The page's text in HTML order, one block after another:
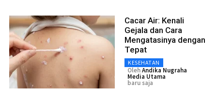
Cacar Air: Kenali
Gejala dan Cara
Mengatasinya dengan
Tepat
KESEHATAN
OlehAndika Nugraha
Media Utama
baru saja